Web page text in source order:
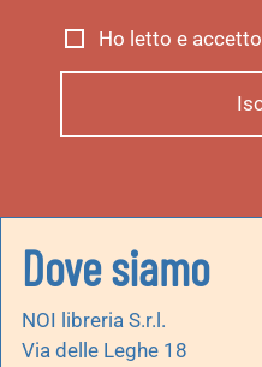
Ho letto e accetto
Dove siamo
NOI libreria S.r.l.
Via delle Leghe 18